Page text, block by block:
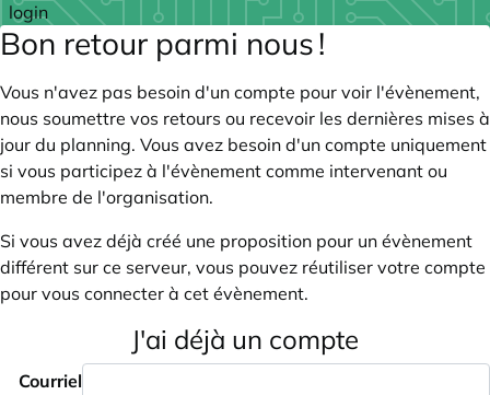
login
Bon retour parmi nous !
Vous n'avez pas besoin d'un compte pour voir l'évènement,
nous soumettre vos retours ou recevoir les dernières mises à
jour du planning. Vous avez besoin d'un compte uniquement
si vous participez à l'évènement comme intervenant ou
membre de l'organisation.
Si vous avez déjà créé une proposition pour un évènement
différent sur ce serveur, vous pouvez réutiliser votre compte
pour vous connecter à cet évènement.
J'ai déjà un compte
Courriel